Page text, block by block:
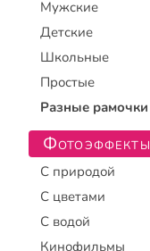
Мужские
Детские
Школьные
Простые
Разные рамочки
Фотоэффекты
С природой
С цветами
С водой
Кинофильмы